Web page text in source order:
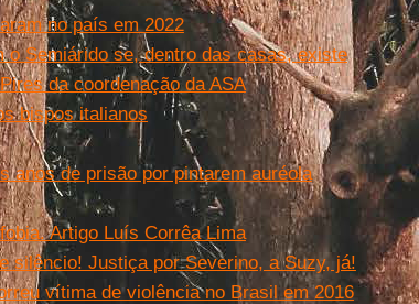
no país em 2022
o Semiárido se, dentro das casas, existe
da coordenação da ASA
bispos italianos
anos de prisão por pintarem auréola
Artigo Luís Corrêa Lima
silêncio! Justiça por Severino, a Suzy, já!
vítima de violência no Brasil em 2016